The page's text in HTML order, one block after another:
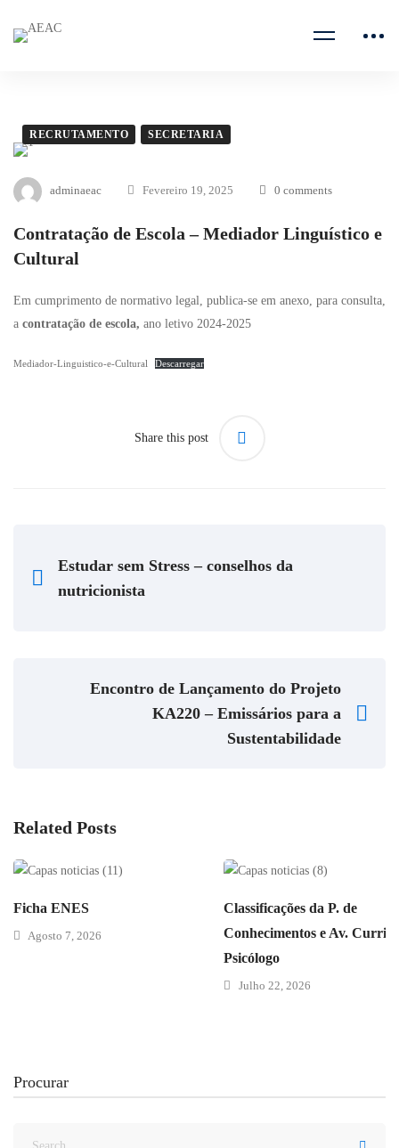
RECRUTAMENTO SECRETARIA
adminaeac Fevereiro 19, 2025 0 comments
Contratação de Escola – Mediador Linguístico e
Cultural
Em cumprimento de normativo legal, publica-se em anexo, para consulta,
a contratação de escola, ano letivo 2024-2025
Mediador-Linguistico-e-Cultural Descarregar
Share this post
Estudar sem Stress – conselhos da
nutricionista
Encontro de Lançamento do Projeto
KA220 – Emissários para a
Sustentabilidade
Related Posts
Ficha ENES
Agosto 7, 2026
Classificações da P. de
Conhecimentos e Av.
Psicólogo
Julho 22, 2026
Procurar